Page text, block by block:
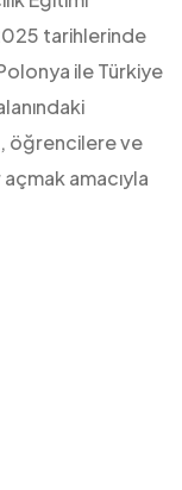
tarihlerinde
ile Türkiye
öğrencilere ve
amacıyla